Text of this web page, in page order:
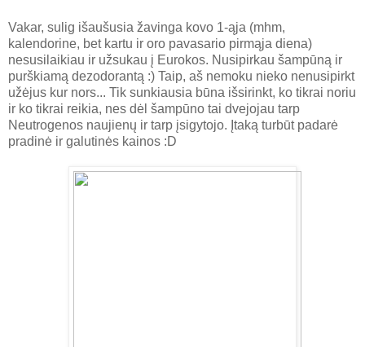
Vakar, sulig išaušusia žavinga kovo 1-ąja (mhm,
kalendorine, bet kartu ir oro pavasario pirmąja diena)
nesusilaikiau ir užsukau į Eurokos. Nusipirkau šampūną ir
purškiamą dezodorantą :) Taip, aš nemoku nieko nenusipirkt
užėjus kur nors... Tik sunkiausia būna išsirinkt, ko tikrai noriu
ir ko tikrai reikia, nes dėl šampūno tai dvejojau tarp
Neutrogenos naujienų ir tarp įsigytojo. Įtaką turbūt padarė
pradinė ir galutinės kainos :D